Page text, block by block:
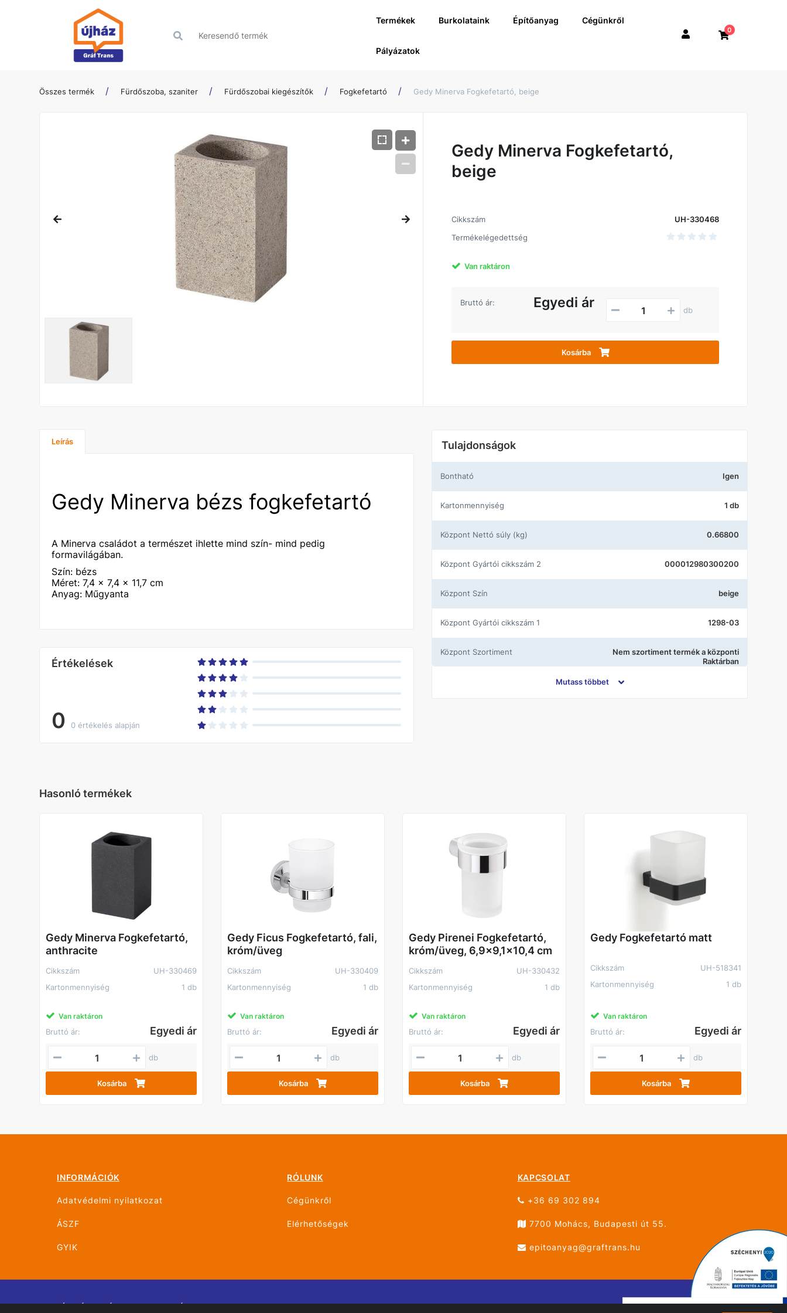
Termékek Burkolataink Építőanyag Cégünkről
Pályázatok
0
Összes termék Fürdőszoba, szaniter Fürdőszobai kiegészítők Fogkefetartó Gedy Minerva Fogkefetartó, beige
Gedy Minerva Fogkefetartó,
beige
Cikkszám
UH-330468
Termékelégedettség
Van raktáron
Bruttó ár: Egyedi ár db
Kosárba
Leírás
Gedy Minerva bézs fogkefetartó
A Minerva családot a természet ihlette mind szín- mind pedig
formavilágában.
Szín: bézs
Méret: 7,4 x 7,4 x 11,7 cm
Anyag: Műgyanta
Értékelések
0 0 értékelés alapján
Tulajdonságok
Bontható Igen
Kartonmennyiség 1 db
központ Nettó súly (kg) 0.66800
központ Gyártói cikkszám 2 000012980300200
központ Szín beige
központ Gyártói cikkszám 1 1298-03
központ Szortiment
Nem szortiment termék a központi
Raktárban
Mutass többet
Hasonló termékek
Gedy Minerva Fogkefetartó,
anthracite
Cikkszám
UH-330469
Kartonmennyiség
1 db
Van raktáron
Bruttó ár: Egyedi ár
db
Kosárba
Gedy Ficus Fogkefetartó, fali,
króm/üveg
Cikkszám
UH-330409
Kartonmennyiség
1 db
Van raktáron
Bruttó ár: Egyedi ár
db
Kosárba
Gedy Pirenei Fogkefetartó,
króm/üveg, 6,9x9,1x10,4 cm
Cikkszám
UH-330432
Kartonmennyiség
1 db
Van raktáron
Bruttó ár: Egyedi ár
db
Kosárba
Gedy Fogkefetartó matt
Cikkszám
UH-518341
Kartonmennyiség
1 db
Van raktáron
Bruttó ár: Egyedi ár
db
Kosárba
INFORMÁCIÓK
Adatvédelmi nyilatkozat
ÁSZF
GYIK
RÓLUNK
Cégünkről
Elérhetőségek
KAPCSOLAT
+36 69 302 894
7700 Mohács, Budapesti út 55.
epitoanyag@graftrans.hu